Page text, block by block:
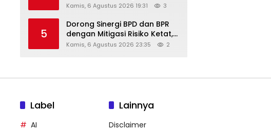
Dibekali Layar?
Kamis, 6 Agustus 2026 19:31 3
5
Dorong Sinergi BPD dan BPR
dengan Mitigasi Risiko Ketat,
Ini Penjelasan Ketum
Kamis, 6 Agustus 2026 23:35 2
Label
AI
Lainnya
Disclaimer